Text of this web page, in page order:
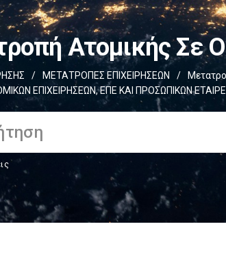
Ατομικής Σε
/ ΜΕΤΑΤΡΟΠΕΣ ΕΠΙΧΕΙΡΗΣΕΩΝ /
ΕΠΙΧΕΙΡΗΣΕΩΝ, ΕΠΕ ΚΑΙ ΠΡΟΣΩΠΙΚΩΝ